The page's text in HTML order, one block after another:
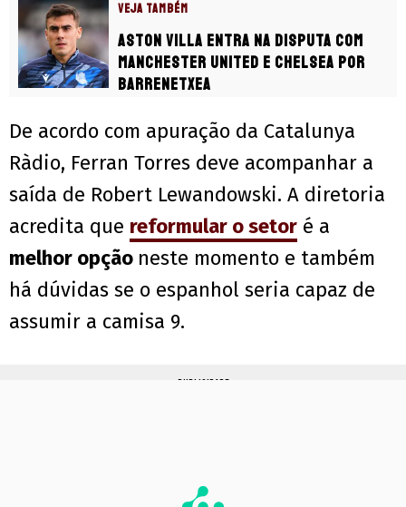
VEJA TAMBÉM
Aston Villa entra na disputa com
Manchester United e Chelsea por
Barrenetxea
De acordo com apuração da Catalunya
Ràdio, Ferran Torres deve acompanhar a
saída de Robert Lewandowski. A diretoria
acredita que reformular o setor é a
melhor opção neste momento e também
há dúvidas se o espanhol seria capaz de
assumir a camisa 9.
PUBLICIDADE